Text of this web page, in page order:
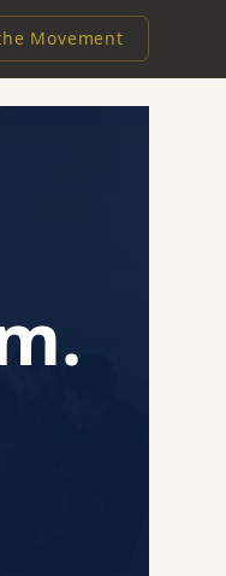
Movement